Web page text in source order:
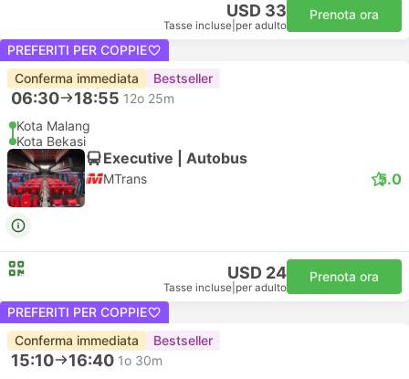
USD 33
Tasse incluse per adulto
Prenota ora
PREFERITI PER COPPIE
Conferma immediata
Bestseller
06:30 18:55 12o 25m
Kota Malang
Kota Bekasi
Executive | Autobus
MTrans 5.0
USD 24
Tasse incluse per adulto
Prenota ora
PREFERITI PER COPPIE
Conferma immediata
Bestseller
15:10 16:40 1o 30m